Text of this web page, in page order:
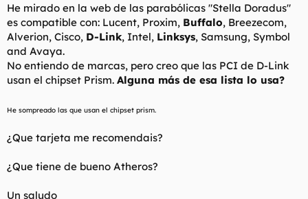
He mirado en la web de las parabólicas "Stella Doradus"
es compatible con: Lucent, Proxim, Buffalo, Breezecom,
Alverion, Cisco, D-Link, Intel, Linksys, Samsung, Symbol
and Avaya.
No entiendo de marcas, pero creo que las PCI de D-Link
usan el chipset Prism. Alguna más de esa lista lo usa?
He sompreado las que usan el chipset prism.
¿Que tarjeta me recomendais?
¿Que tiene de bueno Atheros?
Un saludo